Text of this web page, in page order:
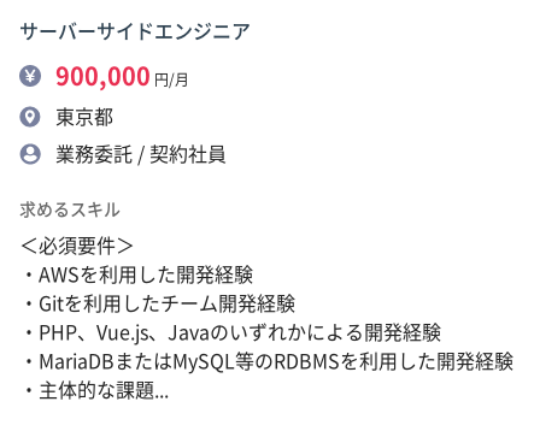
サーバーサイドエンジニア
900,000 円/月
東京都
業務委託 / 契約社員
求めるスキル
＜必須要件＞
・AWSを利用した開発経験
・Gitを利用したチーム開発経験
・PHP、Vue.js、Javaのいずれかによる開発経験
・MariaDBまたはMySQL等のRDBMSを利用した開発経験
・主体的な課題...